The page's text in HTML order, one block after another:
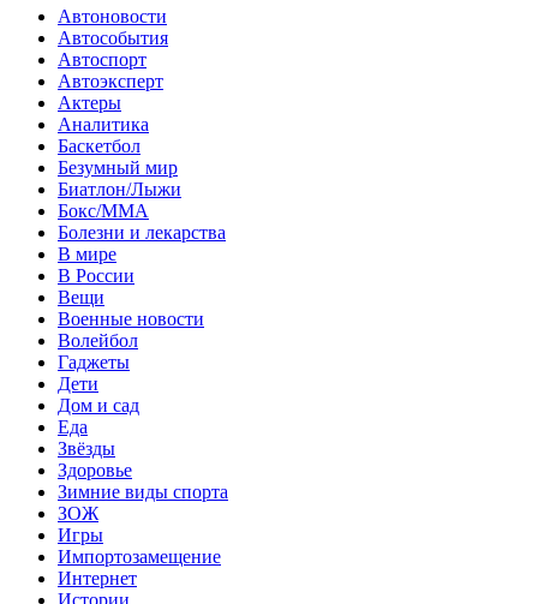
Автоновости
Автособытия
Автоспорт
Автоэксперт
Актеры
Аналитика
Баскетбол
Безумный мир
Биатлон/Лыжи
Бокс/MMA
Болезни и лекарства
В мире
В России
Вещи
Военные новости
Волейбол
Гаджеты
Дети
Дом и сад
Еда
Звёзды
Здоровье
Зимние виды спорта
ЗОЖ
Игры
Импортозамещение
Интернет
Истории